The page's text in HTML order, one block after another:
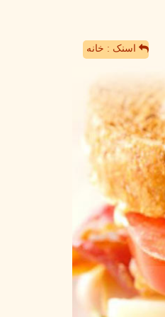
اسنک : خانه